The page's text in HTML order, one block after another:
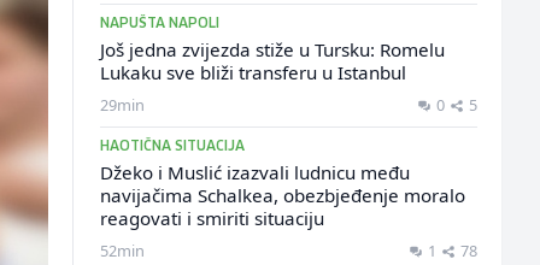
NAPUŠTA NAPOLI
Još jedna zvijezda stiže u Tursku: Romelu
Lukaku sve bliži transferu u Istanbul
29min 0 5
HAOTIČNA SITUACIJA
Džeko i Muslić izazvali ludnicu među
navijačima Schalkea, obezbjeđenje moralo
reagovati i smiriti situaciju
52min 1 78